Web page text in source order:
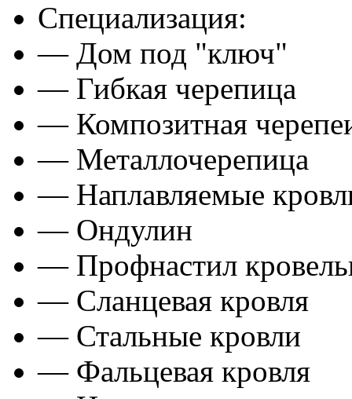
Специализация:
— Дом под "ключ"
— Гибкая черепица
— Композитная
— Металлочерепица
— Наплавляемые
— Ондулин
— Профнастил
— Сланцевая кровля
— Стальные кровли
— Фальцевая кровля